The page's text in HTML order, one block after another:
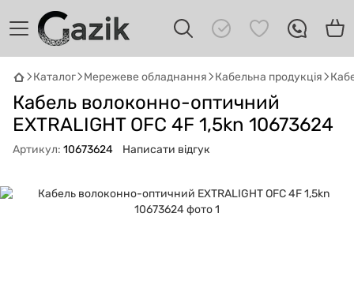
Каталог Мережеве обладнання Кабельна продукція
Кабель волоконно-оптичний
EXTRALIGHT OFC 4F 1,5kn 10673624
Артикул: 10673624 Написати відгук
Онлайн · пошук техніки
Привіт! 👋 Я Gazik AI — допоможу